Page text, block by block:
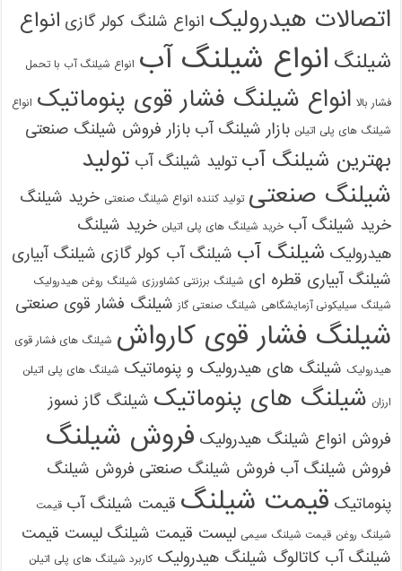
اتصالات هیدرولیک انواع شلنگ کولر گازی انواع
شیلنگ انواع شیلنگ آب انواع شیلنگ آب با تحمل
فشار بالا انواع شیلنگ فشار قوی پنوماتیک انواع
شیلنگ های پلی اتیلن بازار شیلنگ آب بازار فروش شیلنگ صنعتی
بهترین شیلنگ آب تولید شیلنگ آب تولید
شیلنگ صنعتی تولید کننده انواع شیلنگ صنعتی خرید شیلنگ
خرید شیلنگ آب خرید شیلنگ های پلی اتیلن خرید شیلنگ
هیدرولیک شیلنگ آب شیلنگ آب کولر گازی شیلنگ آبیاری
شیلنگ آبیاری قطره ای شیلنگ برزنتی کشاورزی شیلنگ روغن هیدرولیک
شیلنگ سیلیکونی آزمایشگاهی شیلنگ صنعتی گاز شیلنگ فشار قوی صنعتی
شیلنگ فشار قوی کارواش شیلنگ های فشار قوی
هیدرولیک شیلنگ های هیدرولیک و پنوماتیک شیلنگ های پلی اتیلن
ارزان شیلنگ های پنوماتیک شیلنگ گاز نسوز
فروش انواع شیلنگ هیدرولیک فروش شیلنگ
فروش شیلنگ آب فروش شیلنگ صنعتی فروش شیلنگ
پنوماتیک قیمت شیلنگ قیمت شیلنگ آب قیمت
شیلنگ روغن قیمت شیلنگ سیمی لیست قیمت شیلنگ لیست قیمت
شیلنگ آب کاتالوگ شیلنگ هیدرولیک کاربرد شیلنگ های پلی اتیلن